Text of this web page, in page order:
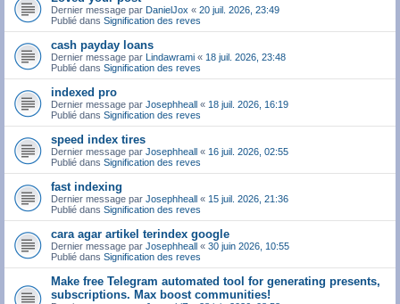
Dernier message par DanielJox « 20 juil. 2026, 23:49
Publié dans Signification des reves
cash payday loans
Dernier message par Lindawrami « 18 juil. 2026, 23:48
Publié dans Signification des reves
indexed pro
Dernier message par Josephheall « 18 juil. 2026, 16:19
Publié dans Signification des reves
speed index tires
Dernier message par Josephheall « 16 juil. 2026, 02:55
Publié dans Signification des reves
fast indexing
Dernier message par Josephheall « 15 juil. 2026, 21:36
Publié dans Signification des reves
cara agar artikel terindex google
Dernier message par Josephheall « 30 juin 2026, 10:55
Publié dans Signification des reves
Make free Telegram automated tool for generating presents,
subscriptions. Max boost communities!